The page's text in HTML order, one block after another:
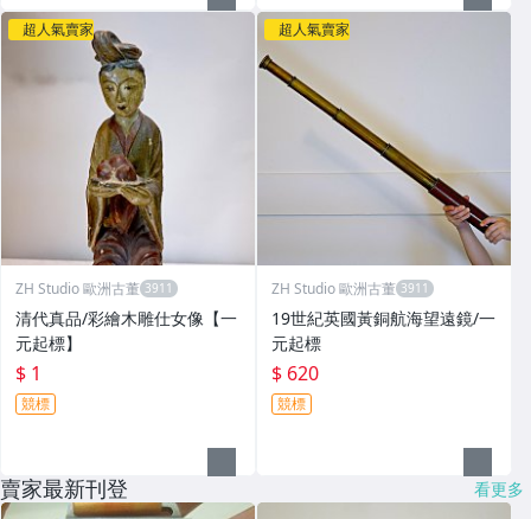
超人氣賣家
ZH Studio 歐洲古董
清代真品/彩繪木雕仕女像【一
元起標】
$ 1
競標
超人氣賣家
ZH Studio 歐洲古董
19世紀英國黃銅航海望遠鏡/一
元起標
$ 620
競標
賣家最新刊登 看更多